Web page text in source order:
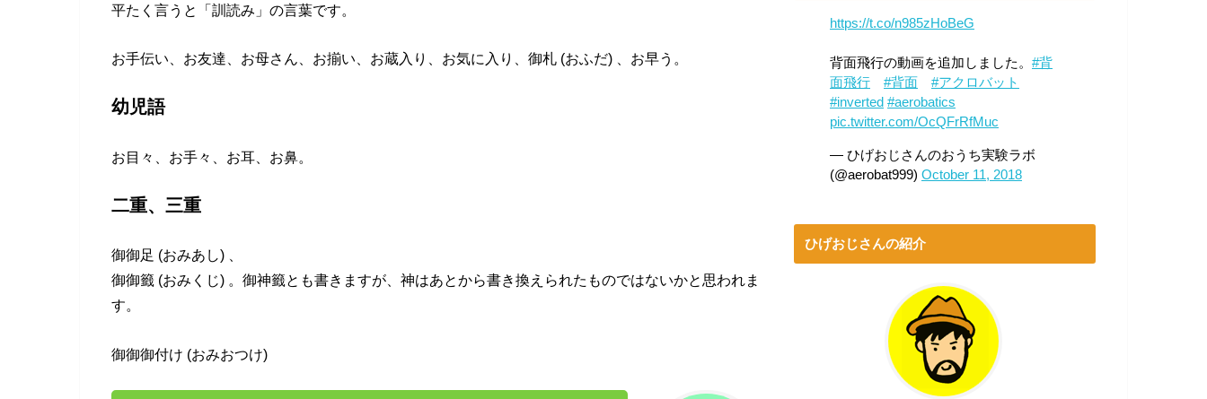
平たく言うと「訓読み」の言葉です。
お手伝い、お友達、お母さん、お揃い、お蔵入り、お気に入り、御札 (おふだ) 、お早う。
幼児語
お目々、お手々、お耳、お鼻。
二重、三重
御御足 (おみあし) 、
御御籤 (おみくじ) 。御神籤とも書きますが、神はあとから書き換えられたものではないかと思われま
す。
御御御付け (おみおつけ)
https://t.co/n985zHoBeG
背面飛行の動画を追加しました。 #背
面飛行
#背面
#アクロバット
#inverted #aerobatics
pic.twitter.com/OcQFrRfMuc
— ひげおじさんのおうち実験ラボ
(@aerobat999) October 11, 2018
ひげおじさんの紹介